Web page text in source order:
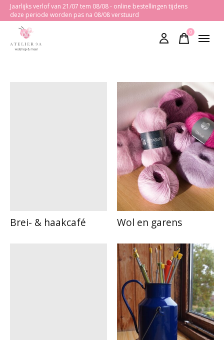
Jaarlijks verlof van 21/07 tem 08/08 - online bestellingen tijdens
deze periode worden pas na 08/08 verstuurd
0items
Brei- & haakcafé Wol en garens